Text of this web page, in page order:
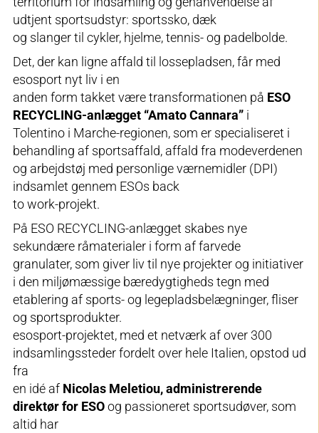
udtjent sportsudstyr: sportssko, dæk
og slanger til cykler, hjelme, tennis- og padelbolde.
Det, der kan ligne affald til lossepladsen, får med
esosport nyt liv i en
anden form takket være transformationen på ESO
RECYCLING-anlægget “Amato Cannara” i
Tolentino i Marche-regionen, som er specialiseret i
behandling af sportsaffald, affald fra modeverdenen
og arbejdstøj med personlige værnemidler (DPI)
indsamlet gennem ESOs back
to work-projekt.
På ESO RECYCLING-anlægget skabes nye
sekundære råmaterialer i form af farvede
granulater, som giver liv til nye projekter og initiativer
i den miljømæssige bæredygtigheds tegn med
etablering af sports- og legepladsbelægninger, fliser
og sportsprodukter.
esosport-projektet, med et netværk af over 300
indsamlingssteder fordelt over hele Italien, opstod ud
fra
en idé af Nicolas Meletiou, administrerende
direktør for ESOog passioneret sportsudøver, som
altid har